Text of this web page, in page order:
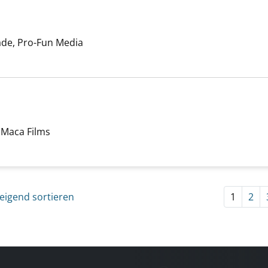
anzeigen
Pro-Fun Media
(OmU) anzeigen
Films
sortieren 1 2